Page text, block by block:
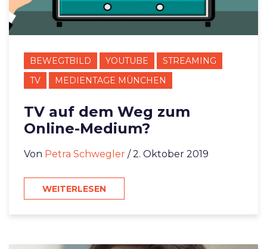
BEWEGTBILD YOUTUBE
STREAMING
TV
MEDIENTAGE MÜNCHEN
TV auf dem Weg zum
Online-Medium?
Von Petra Schwegler / 2. Oktober 2019
WEITERLESEN